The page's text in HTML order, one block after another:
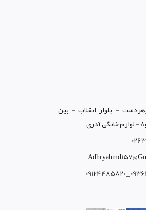
- بلوار انقلاب - بین